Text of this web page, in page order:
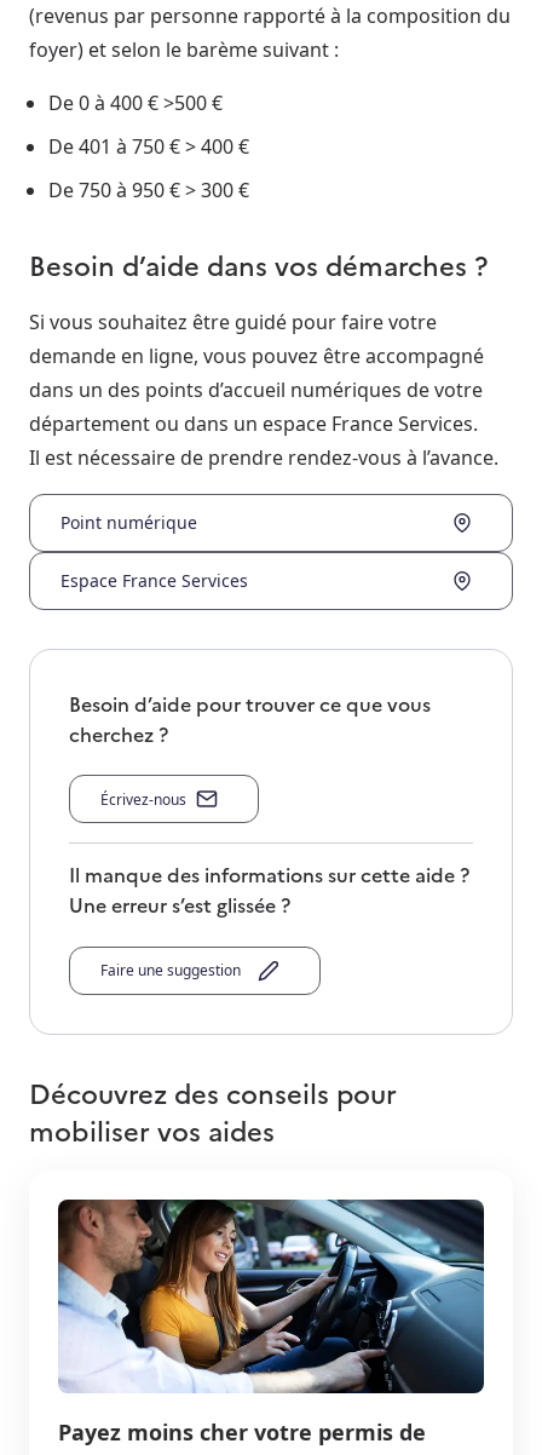
(revenus par personne rapporté à la composition du
foyer) et selon le barème suivant :
De 0 à 400 € >500 €
De 401 à 750 € > 400 €
De 750 à 950 € > 300 €
Besoin d’aide dans vos démarches ?
Si vous souhaitez être guidé pour faire votre
demande en ligne, vous pouvez être accompagné
dans un des points d’accueil numériques de votre
département ou dans un espace France Services.
Il est nécessaire de prendre rendez-vous à l’avance.
Point numérique
Espace France Services
Besoin d’aide pour trouver ce que vous
cherchez ?
Écrivez-nous
Il manque des informations sur cette aide ?
Une erreur s’est glissée ?
Faire une suggestion
Découvrez des conseils pour
mobiliser vos aides
Payez moins cher votre permis de